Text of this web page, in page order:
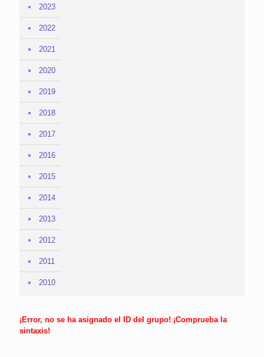
2023
2022
2021
2020
2019
2018
2017
2016
2015
2014
2013
2012
2011
2010
¡Error, no se ha asignado el ID del grupo! ¡Comprueba la
sintaxis!